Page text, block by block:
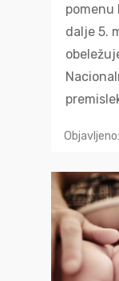
pomenu
dalje 5.